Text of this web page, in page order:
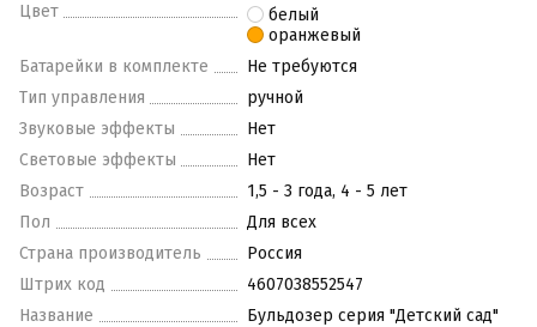
Цвет
белый
оранжевый
Батарейки в комплекте
Не требуются
Тип управления
ручной
Звуковые эффекты
Нет
Световые эффекты
Нет
Возраст
1,5 - 3 года, 4 - 5 лет
Пол
Для всех
Страна производитель
Россия
Штрих код
4607038552547
Название
Бульдозер серия "Детский сад"